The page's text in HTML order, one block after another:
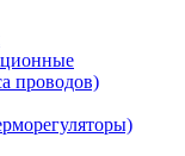
проводов)